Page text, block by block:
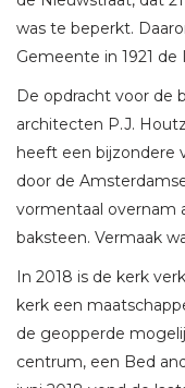
was te beperkt.
Gemeente in 1921
De opdracht voor de
architecten P.J.
heeft een bijzondere
door de
vormentaal overnam
baksteen. Vermaak
In 2018 is de kerk
kerk een
de geopperde
centrum, een Bed